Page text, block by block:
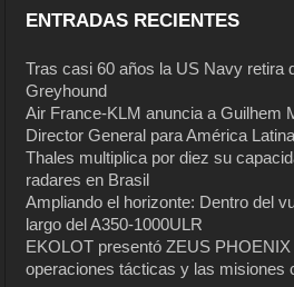
ENTRADAS RECIENTES
Tras casi 60 años la US Navy retira
Greyhound
Air France-KLM anuncia a Guilhem
Director General para América Latina
Thales multiplica por diez su
radares en Brasil
Ampliando el horizonte: Dentro del
largo del A350-1000ULR
EKOLOT presentó ZEUS
operaciones tácticas y las misiones